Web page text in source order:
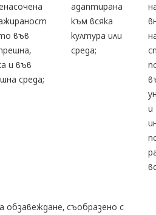
във
и във
среда;
адаптирана
към всяка
култура или
среда;
и
обзавеждане, съобразено с